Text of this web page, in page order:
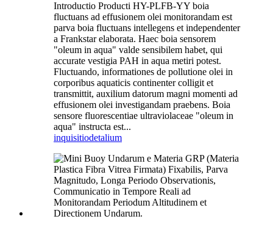
Introductio Producti HY-PLFB-YY boia
fluctuans ad effusionem olei monitorandam est
parva boia fluctuans intellegens et independenter
a Frankstar elaborata. Haec boia sensorem
"oleum in aqua" valde sensibilem habet, qui
accurate vestigia PAH in aqua metiri potest.
Fluctuando, informationes de pollutione olei in
corporibus aquaticis continenter colligit et
transmittit, auxilium datorum magni momenti ad
effusionem olei investigandam praebens. Boia
sensore fluorescentiae ultraviolaceae "oleum in
aqua" instructa est...
inquisitiodetalium